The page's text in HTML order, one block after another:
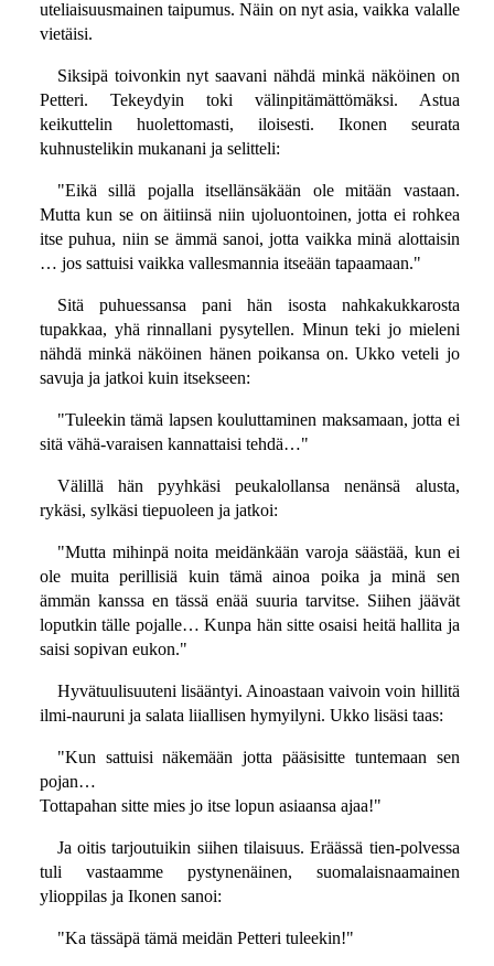
uteliaisuusmainen taipumus. Näin on nyt asia, vaikka valalle
vietäisi.
Siksipä toivonkin nyt saavani nähdä minkä näköinen on
Petteri. Tekeydyin toki välinpitämättömäksi. Astua
keikuttelin huolettomasti, iloisesti. Ikonen seurata
kuhnustelikin mukanani ja selitteli:
"Eikä sillä pojalla itsellänsäkään ole mitään vastaan.
Mutta kun se on äitiinsä niin ujoluontoinen, jotta ei rohkea
itse puhua, niin se ämmä sanoi, jotta vaikka minä alottaisin
… jos sattuisi vaikka vallesmannia itseään tapaamaan."
Sitä puhuessansa pani hän isosta nahkakukkarosta
tupakkaa, yhä rinnallani pysytellen. Minun teki jo mieleni
nähdä minkä näköinen hänen poikansa on. Ukko veteli jo
savuja ja jatkoi kuin itsekseen:
"Tuleekin tämä lapsen kouluttaminen maksamaan, jotta ei
sitä vähä-varaisen kannattaisi tehdä…"
Välillä hän pyyhkäsi peukalollansa nenänsä alusta,
rykäsi, sylkäsi tiepuoleen ja jatkoi:
"Mutta mihinpä noita meidänkään varoja säästää, kun ei
ole muita perillisiä kuin tämä ainoa poika ja minä sen
ämmän kanssa en tässä enää suuria tarvitse. Siihen jäävät
loputkin tälle pojalle… Kunpa hän sitte osaisi heitä hallita ja
saisi sopivan eukon."
Hyvätuulisuuteni lisääntyi. Ainoastaan vaivoin voin hillitä
ilmi-nauruni ja salata liiallisen hymyilyni. Ukko lisäsi taas:
"Kun sattuisi näkemään jotta pääsisitte tuntemaan sen
pojan…
Tottapahan sitte mies jo itse lopun asiaansa ajaa!"
Ja oitis tarjoutuikin siihen tilaisuus. Eräässä tien-polvessa
tuli vastaamme pystynenäinen, suomalaisnaamainen
ylioppilas ja Ikonen sanoi:
"Ka tässäpä tämä meidän Petteri tuleekin!"